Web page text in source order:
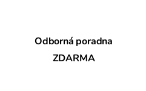
Odborná poradna
ZDARMA